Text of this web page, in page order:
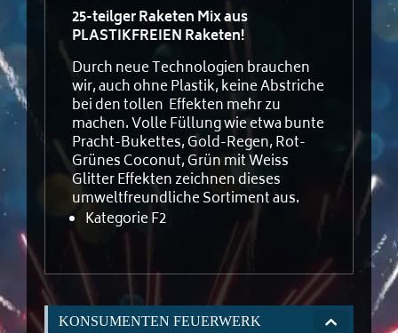
25-teilger Raketen Mix aus
PLASTIKFREIEN Raketen!
Durch neue Technologien brauchen
wir, auch ohne Plastik, keine Abstriche
bei den tollen Effekten mehr zu
machen. Volle Füllung wie etwa bunte
Pracht-Bukettes, Gold-Regen, Rot-
Grünes Coconut, Grün mit Weiss
Glitter Effekten zeichnen dieses
umweltfreundliche Sortiment aus.
Kategorie F2
KONSUMENTEN FEUERWERK